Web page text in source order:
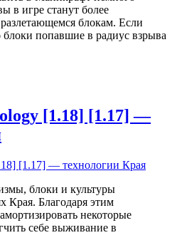
в игре станут более
блокам. Если
блоки попавшие в радиус взрыва
[1.18] [1.17] —
блоки и культуры
Края. Благодаря этим
некоторые
себе выживание в